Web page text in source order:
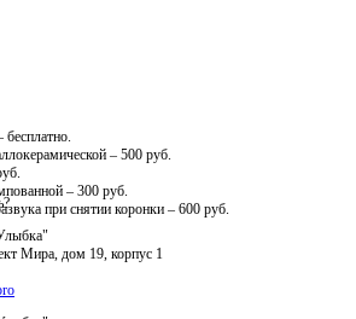
бесплатно.
– 500 руб.
– 300 руб.
при снятии коронки – 600 руб.
Мира, дом 19, корпус 1